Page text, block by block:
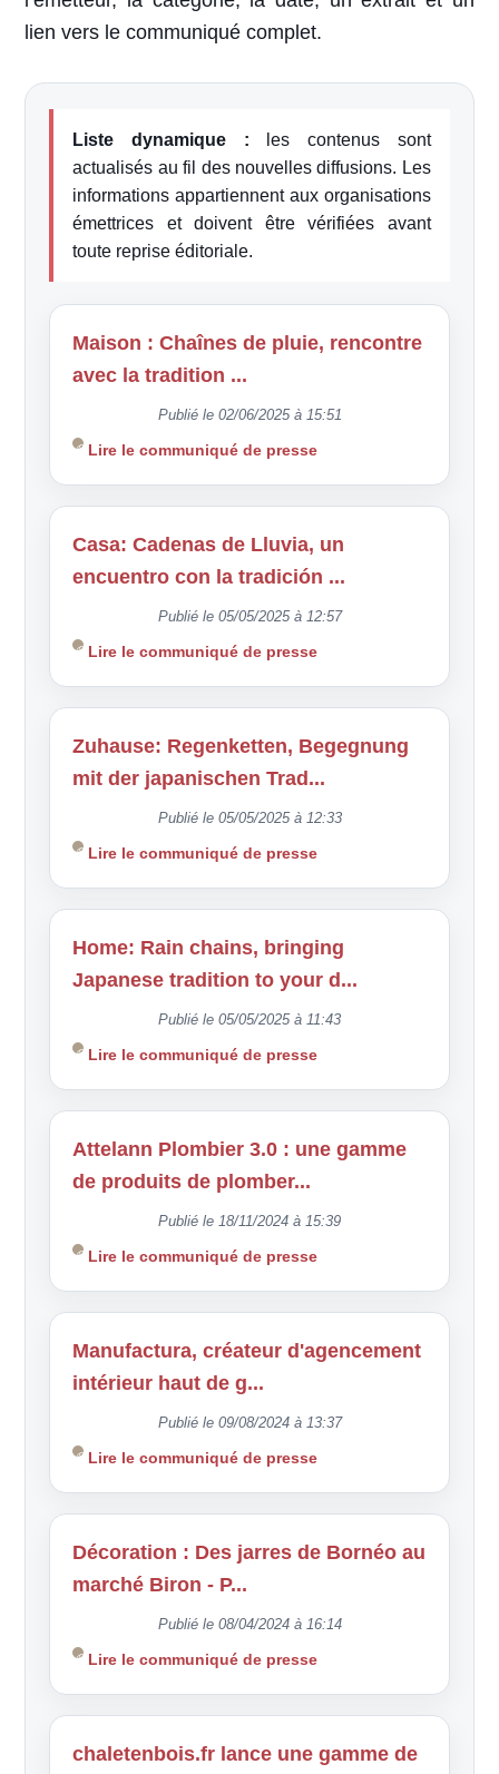
lien vers le communiqué complet.
Liste dynamique : les contenus sont
actualisés au fil des nouvelles diffusions. Les
informations appartiennent aux organisations
émettrices et doivent être vérifiées avant
toute reprise éditoriale.
Maison : Chaînes de pluie, rencontre
avec la tradition ...
Publié le 02/06/2025 à 15:51
Lire le communiqué de presse
Casa: Cadenas de Lluvia, un
encuentro con la tradición ...
Publié le 05/05/2025 à 12:57
Lire le communiqué de presse
Zuhause: Regenketten, Begegnung
mit der japanischen Trad...
Publié le 05/05/2025 à 12:33
Lire le communiqué de presse
Home: Rain chains, bringing
Japanese tradition to your d...
Publié le 05/05/2025 à 11:43
Lire le communiqué de presse
Attelann Plombier 3.0 : une gamme
de produits de plomber...
Publié le 18/11/2024 à 15:39
Lire le communiqué de presse
Manufactura, créateur d'agencement
intérieur haut de g...
Publié le 09/08/2024 à 13:37
Lire le communiqué de presse
Décoration : Des jarres de Bornéo au
marché Biron - P...
Publié le 08/04/2024 à 16:14
Lire le communiqué de presse
chaletenbois.fr lance une gamme de